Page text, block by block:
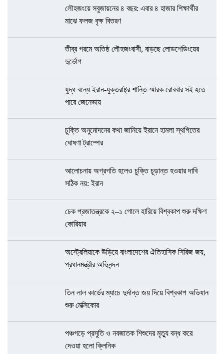
লৌহজংয়ে সবুজায়নের ৪ বছর: এবার ৪ হাজার শিক্ষার্থীর
মাঝে ফলজ বৃক্ষ বিতরণ
তীব্র গরমে অতিষ্ঠ লৌহজংবাসী, বাড়ছে লোডশেডিংয়ের
দুর্ভোগ
যুদ্ধ বন্ধে ইরান-যুক্তরাষ্ট্র শান্তি স্মারক রোববার সই হতে
পারে জেনেভায়
চুক্তি অনুমোদনের কথা জানিয়ে ইরানে হামলা স্থগিতের
ঘোষণা ট্রাম্পের
আলোচনায় অগ্রগতি হলেও চুক্তি চূড়ান্ত হওয়ার দাবি
সঠিক নয়: ইরান
চেক প্রজাতন্ত্রকে ২–১ গোলে হারিয়ে বিশ্বকাপ শুরু দক্ষিণ
কোরিয়ার
অস্ট্রেলিয়াকে উড়িয়ে বাংলাদেশের ঐতিহাসিক সিরিজ জয়,
প্রধানমন্ত্রীর অভিনন্দন
তিন লাল কার্ডের ম্যাচে দুর্দান্ত জয় দিয়ে বিশ্বকাপ অভিযান
শুরু মেক্সিকোর
পঞ্চগড়ে প্রসুতি ও নবজাতক শিশুদের মৃত্যু বন্ধ করে
দেওয়া হলো ক্লিনিক